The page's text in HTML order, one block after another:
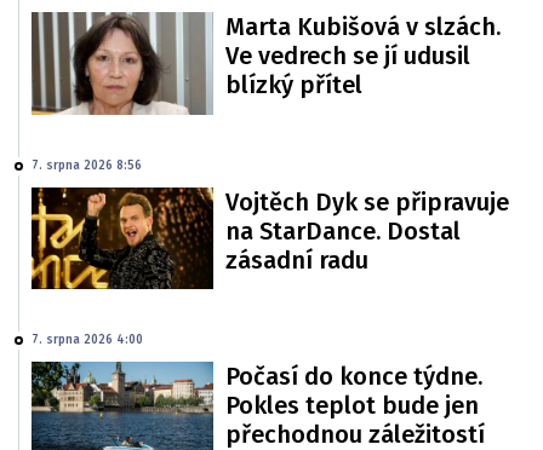
Marta Kubišová v slzách.
Ve vedrech se jí udusil
blízký přítel
7. srpna 2026 8:56
Vojtěch Dyk se připravuje
na StarDance. Dostal
zásadní radu
7. srpna 2026 4:00
Počasí do konce týdne.
Pokles teplot bude jen
přechodnou záležitostí